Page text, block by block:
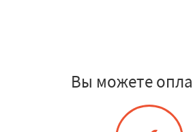
Вы можете